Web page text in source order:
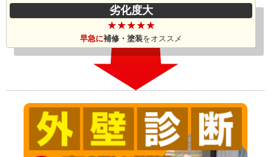
劣化度大
★★★★★
早急に補修・塗装をオススメ